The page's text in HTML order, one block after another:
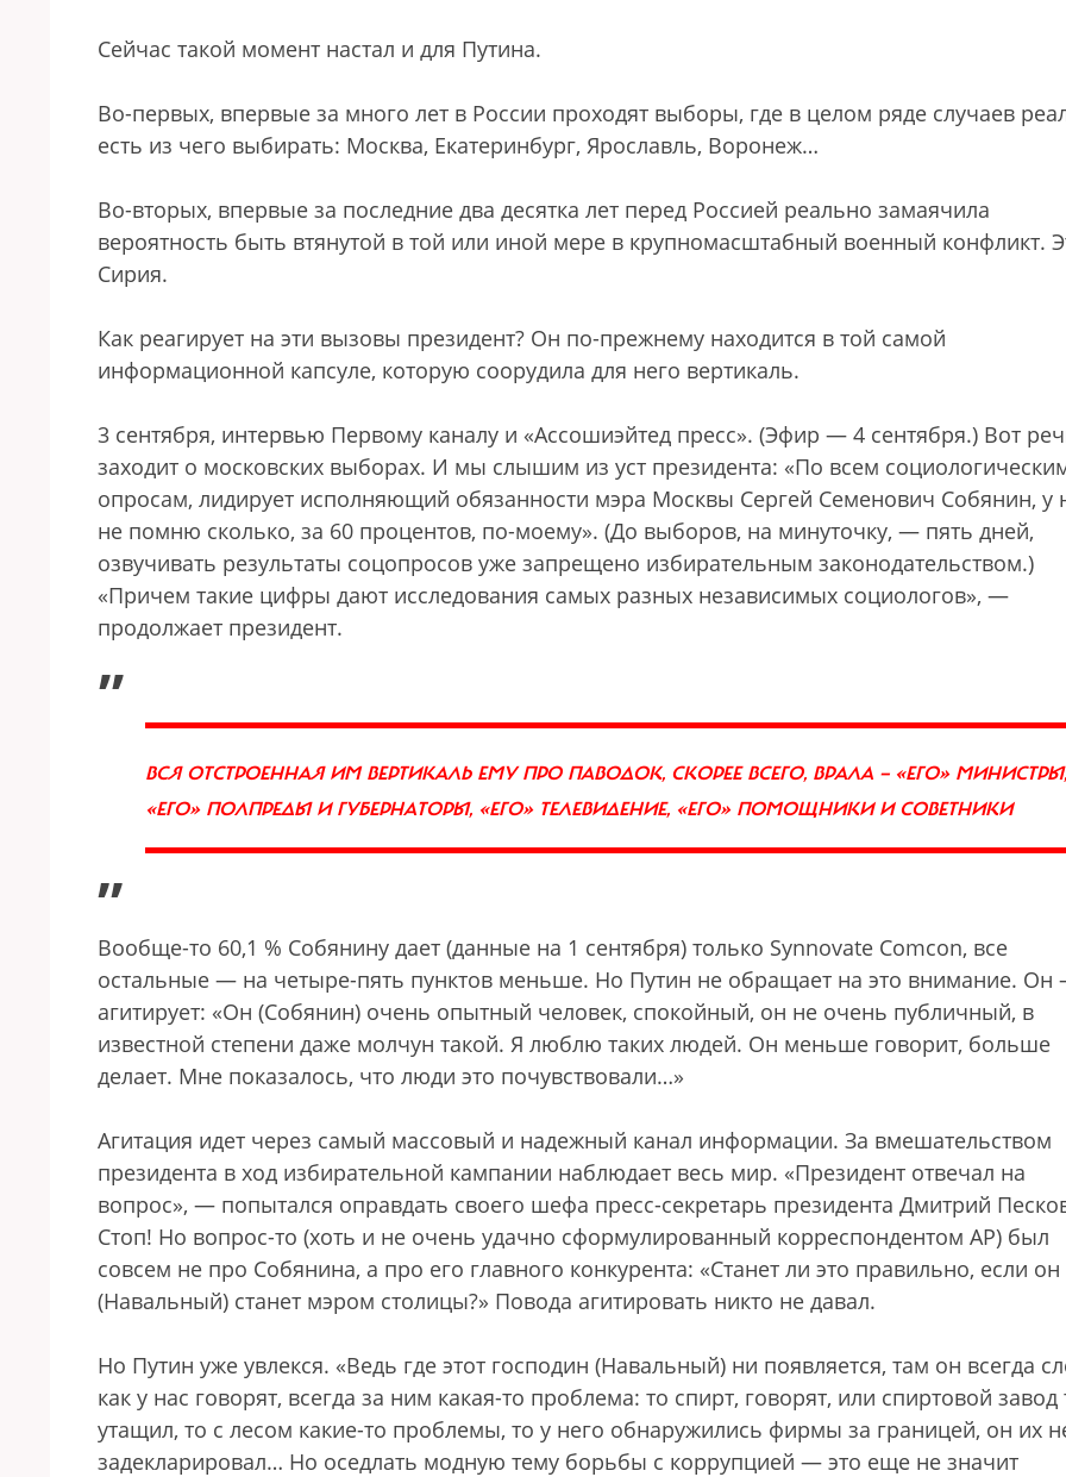
Сейчас такой момент настал и для Путина.
Во-первых, впервые за много лет в России проходят выборы, где в целом ряде случаев
есть из чего выбирать: Москва, Екатеринбург, Ярославль, Воронеж…
Во-вторых, впервые за последние два десятка лет перед Россией реально замаячила
вероятность быть втянутой в той или иной мере в крупномасштабный военный конфликт.
Сирия.
Как реагирует на эти вызовы президент? Он по-прежнему находится в той самой
информационной капсуле, которую соорудила для него вертикаль.
3 сентября, интервью Первому каналу и «Ассошиэйтед пресс». (Эфир — 4 сентября.) Вот
заходит о московских выборах. И мы слышим из уст президента: «По всем
опросам, лидирует исполняющий обязанности мэра Москвы Сергей Семенович Собянин, у
не помню сколько, за 60 процентов, по-моему». (До выборов, на минуточку, — пять дней,
озвучивать результаты соцопросов уже запрещено избирательным законодательством.)
«Причем такие цифры дают исследования самых разных независимых социологов», —
продолжает президент.
„
ВСЯ ОТСТРОЕННАЯ ИМ ВЕРТИКАЛЬ ЕМУ ПРО ПАВОДОК, СКОРЕЕ ВСЕГО, ВРАЛА — «ЕГО» МИНИСТРЫ,
«ЕГО» ПОЛПРЕДЫ И ГУБЕРНАТОРЫ, «ЕГО» ТЕЛЕВИДЕНИЕ, «ЕГО» ПОМОЩНИКИ И СОВЕТНИКИ
”
Вообще-то 60,1 % Собянину дает (данные на 1 сентября) только Synnovate Comcon, все
остальные — на четыре-пять пунктов меньше. Но Путин не обращает на это внимание.
агитирует: «Он (Собянин) очень опытный человек, спокойный, он не очень публичный, в
известной степени даже молчун такой. Я люблю таких людей. Он меньше говорит, больше
делает. Мне показалось, что люди это почувствовали…»
Агитация идет через самый массовый и надежный канал информации. За вмешательством
президента в ход избирательной кампании наблюдает весь мир. «Президент отвечал на
вопрос», — попытался оправдать своего шефа пресс-секретарь президента Дмитрий
Стоп! Но вопрос-то (хоть и не очень удачно сформулированный корреспондентом AP) был
совсем не про Собянина, а про его главного конкурента: «Станет ли это правильно, если он
(Навальный) станет мэром столицы?» Повода агитировать никто не давал.
Но Путин уже увлекся. «Ведь где этот господин (Навальный) ни появляется, там он всегда
как у нас говорят, всегда за ним какая-то проблема: то спирт, говорят, или спиртовой завод
утащил, то с лесом какие-то проблемы, то у него обнаружились фирмы за границей, он их
задекларировал… Но оседлать модную тему борьбы с коррупцией — это еще не значит